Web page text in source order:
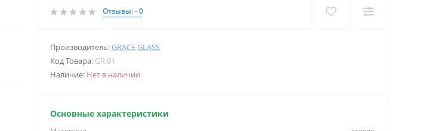
Отзывы: - 0
Производитель:GRACE GLASS
Код Товара: GR 91
Наличие: Нет в наличии
Основные характеристики